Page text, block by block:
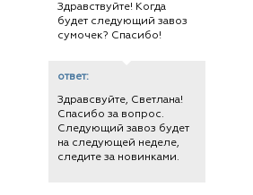
Здравствуйте! Когда
будет следующий завоз
сумочек? Спасибо!
ответ:
Здравсвуйте, Светлана!
Спасибо за вопрос.
Следующий завоз будет
на следующей неделе,
следите за новинками.